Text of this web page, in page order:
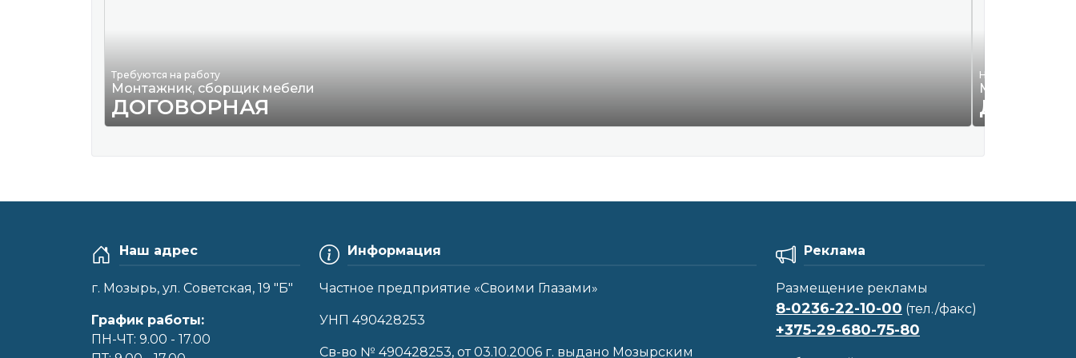
Требуются на работу
Монтажник, сборщик мебели
ДОГОВОРНАЯ
Нуждаюсь в
Монтажник,
Наш адрес
г. Мозырь, ул. Советская, 19 "Б"
График работы:
ПН-ЧТ: 9.00 - 17.00
Информация
Частное предприятие «Своими Глазами»
УНП 490428253
Cв-во № 490428253, от 03.10.2006 г. выдано Мозырским
Реклама
Размещение рекламы
8-0236-22-10-00 (тел./факс)
+375-29-680-75-80